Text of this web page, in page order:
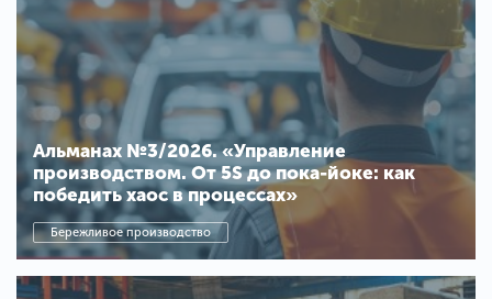
Альманах №3/2026. «Управление
производством. От 5S до пока-йоке: как
победить хаос в процессах»
Бережливое производство